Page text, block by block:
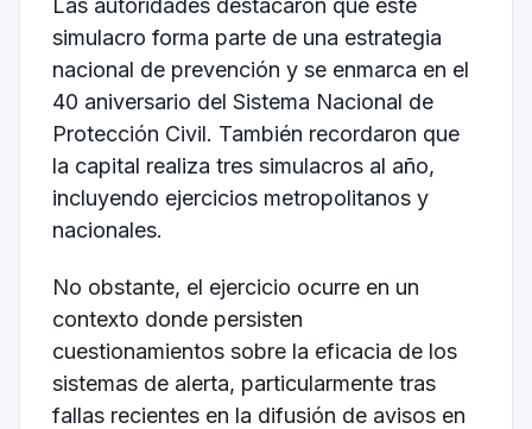
Las autoridades destacaron que este
simulacro forma parte de una estrategia
nacional de prevención y se enmarca en el
40 aniversario del Sistema Nacional de
Protección Civil. También recordaron que
la capital realiza tres simulacros al año,
incluyendo ejercicios metropolitanos y
nacionales.
No obstante, el ejercicio ocurre en un
contexto donde persisten
cuestionamientos sobre la eficacia de los
sistemas de alerta, particularmente tras
fallas recientes en la difusión de avisos en